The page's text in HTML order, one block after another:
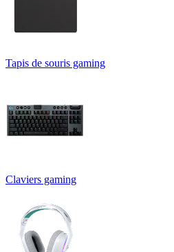
Tapis de souris gaming
Claviers gaming